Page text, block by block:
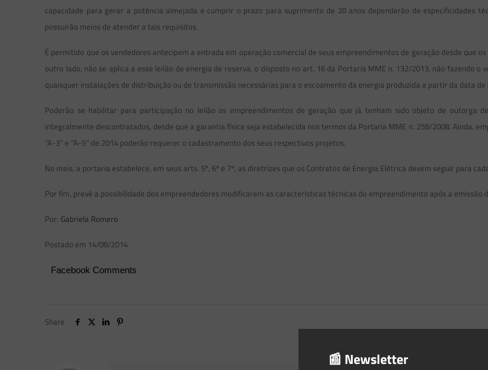
capacidade para gerar a potência almejada e cumprir o prazo para suprimento de 20 anos dependerão de especificidades
possuirão meios de atender a tais requisitos.
É permitido que os vendedores antecipem a entrada em operação comercial de seus empreendimentos de geração desde que
outro lado, não se aplica a esse leilão de energia de reserva, o disposto no art. 16 da Portaria MME n. 132/2013, não fazendo
quaisquer instalações de distribuição ou de transmissão necessárias para o escoamento da energia produzida a partir da data
Poderão se habilitar para participação no leilão os empreendimentos de geração que já tenham sido objeto de outorga
integralmente descontratados, desde que a garantia física seja estabelecida nos termos da Portaria MME n. 258/2008. Ainda,
“A-3″ e “A-5″ de 2014 poderão requerer o cadastramento dos seus respectivos projetos.
No mais, a portaria estabelece, em seus arts. 5º, 6º e 7º, as diretrizes que os Contratos de Energia Elétrica devem seguir para
Por fim, prevê a possibilidade dos empreendedores modificarem as características técnicas do empreendimento após a
Por: Gabriela Romero
Postado em 14/08/2014
Facebook Comments
Share
📰 Newsletter